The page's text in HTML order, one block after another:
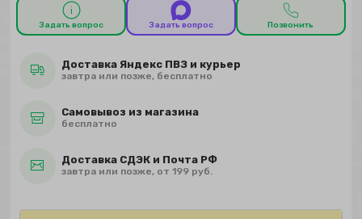
Задать вопрос Задать вопрос Позвонить
Доставка Яндекс ПВЗ и курьер
завтра или позже, бесплатно
Самовывоз из магазина
бесплатно
Доставка СДЭК и Почта РФ
завтра или позже, от 199 руб.